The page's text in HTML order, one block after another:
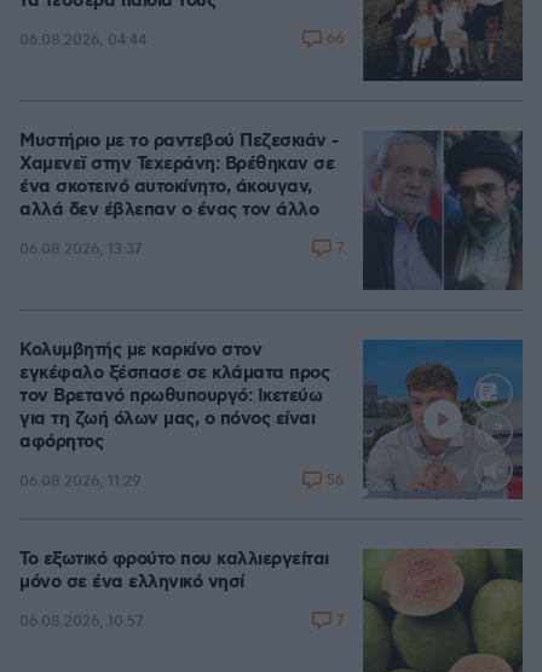
06.08.2026, 04:44 66
Μυστήριο με το ραντεβού Πεζεσκιάν -
Χαμενεϊ στην Τεχεράνη: Βρέθηκαν σε
ένα σκοτεινό αυτοκίνητο, άκουγαν,
αλλά δεν έβλεπαν ο ένας τον άλλο
06.08.2026, 13:37 7
Loaded
Κολυμβητής με καρκίνο στον
εγκέφαλο ξέσπασε σε κλάματα προς
τον Βρετανό πρωθυπουργό: Ικετεύω
για τη ζωή όλων μας, ο πόνος είναι
αφόρητος
06.08.2026, 11:29 56
Το εξωτικό φρούτο που καλλιεργείται
μόνο σε ένα ελληνικό νησί
06.08.2026, 10:57 7